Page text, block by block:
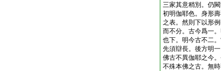
三家其意稍別。仍
初明伽耶色。身形
之表。然則下以形
而不分。古今爲一
也下。明今古不二
先須辯長。後方明
佛古不異伽耶之今
不殊本佛之古。無